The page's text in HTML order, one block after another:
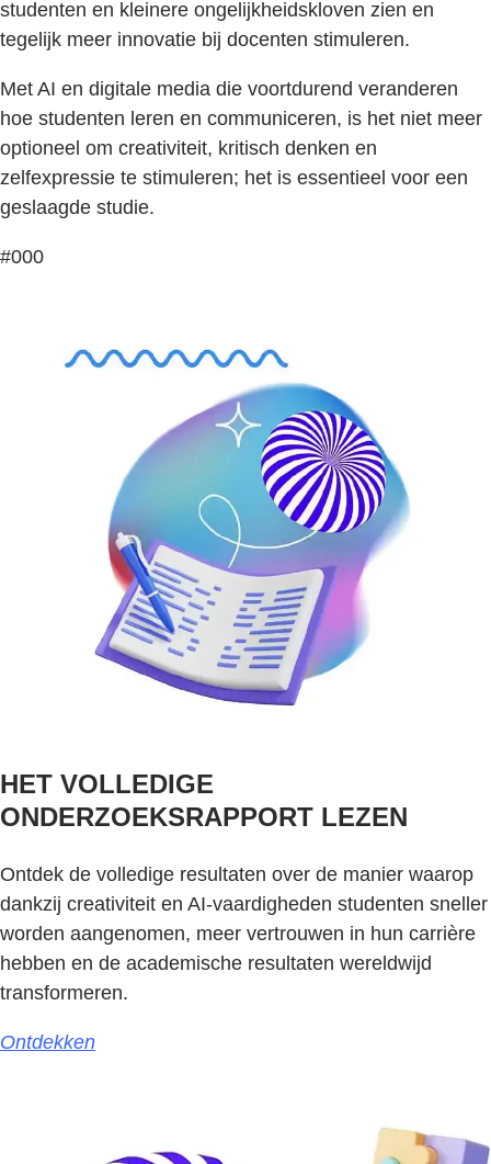
studenten en kleinere ongelijkheidskloven zien en
tegelijk meer innovatie bij docenten stimuleren.
Met AI en digitale media die voortdurend veranderen
hoe studenten leren en communiceren, is het niet meer
optioneel om creativiteit, kritisch denken en
zelfexpressie te stimuleren; het is essentieel voor een
geslaagde studie.
#000
HET VOLLEDIGE
ONDERZOEKSRAPPORT LEZEN
Ontdek de volledige resultaten over de manier waarop
dankzij creativiteit en AI-vaardigheden studenten sneller
worden aangenomen, meer vertrouwen in hun carrière
hebben en de academische resultaten wereldwijd
transformeren.
Ontdekken